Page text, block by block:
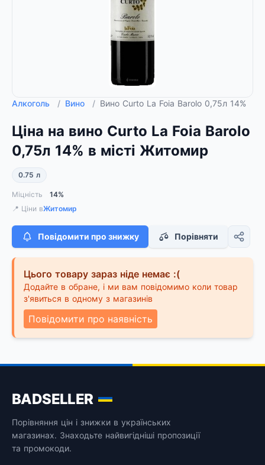
Алкоголь / Вино / Вино Curto La Foia Barolo 0,75л 14%
Ціна на вино Curto La Foia Barolo
0,75л 14% в місті Житомир
0.75 л
Міцність
14%
📍 Ціни вЖитомир
Повідомити про знижку Порівняти
Цього товару зараз ніде немає :(
Додайте в обране, і ми вам повідомимо коли товар
з'явиться в одному з магазинів
Повідомити про наявність
BADSELLER
Порівняння цін і знижки в українських
магазинах. Знаходьте найвигідніші пропозиції
та промокоди.